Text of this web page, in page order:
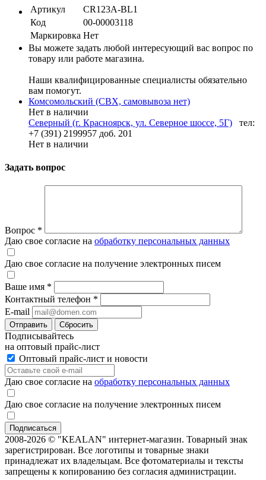
Артикул
CR123A-BL1
Код
00-00003118
Маркировка Нет
Вы можете задать любой интересующий вас вопрос по
товару или работе магазина.
Наши квалифицированные специалисты обязательно
вам помогут.
Комсомольский (СВХ, самовывоза нет)
Нет в наличии
Северный (г. Красноярск, ул. Северное шоссе, 5Г)
тел:
+7 (391) 2199957 доб. 201
Нет в наличии
Задать вопрос
Вопрос *
Даю свое согласие на обработку персональных данных
Даю свое согласие на получение электронных писем
Ваше имя *
Контактный телефон *
E-mail
Отправить Сбросить
Подписывайтесь
на оптовый прайс-лист
Оптовый прайс-лист и новости
Даю свое согласие на обработку персональных данных
Даю свое согласие на получение электронных писем
2008-2026 © "KEALAN" интернет-магазин. Товарный знак
зарегистрирован. Все логотипы и товарные знаки
принадлежат их владельцам. Все фотоматериалы и тексты
запрещены к копированию без согласия администрации.